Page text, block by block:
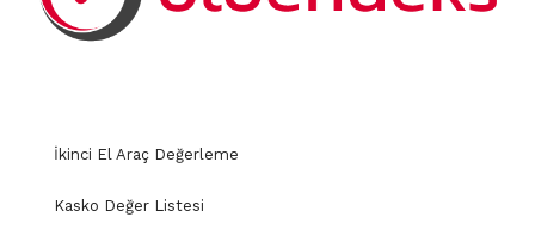
İkinci El Araç Değerleme
Kasko Değer Listesi